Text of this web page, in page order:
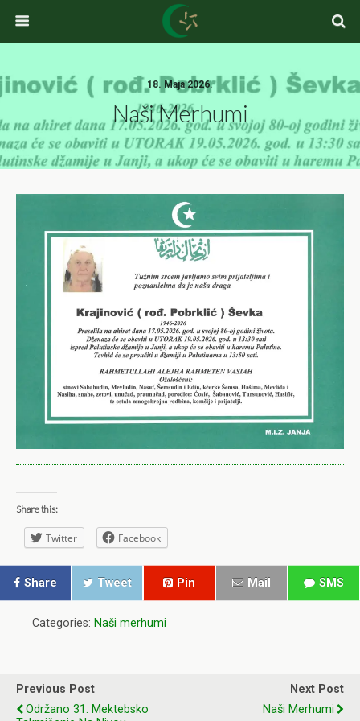
18. Maja 2026.
Naši Merhumi
Share this:
Twitter Facebook
Share Tweet Pin Mail SMS
Categories: Naši merhumi
Previous Post
Održano 31. Mektebsko
Next Post
Naši Merhumi